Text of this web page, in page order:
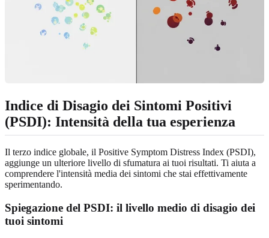
Indice di Disagio dei Sintomi Positivi
(PSDI): Intensità della tua esperienza
Il terzo indice globale, il Positive Symptom Distress Index (PSDI),
aggiunge un ulteriore livello di sfumatura ai tuoi risultati. Ti aiuta a
comprendere l'intensità media dei sintomi che stai effettivamente
sperimentando.
Spiegazione del PSDI: il livello medio di disagio dei
tuoi sintomi